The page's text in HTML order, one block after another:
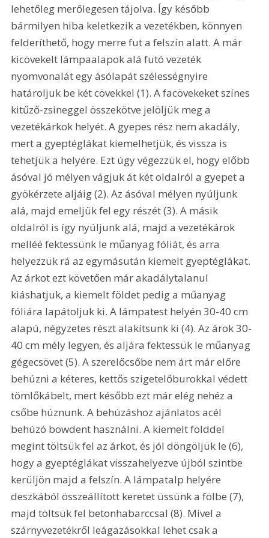
lehetőleg merőlegesen tájolva. Így később
bármilyen hiba keletkezik a vezetékben, könnyen
felderíthető, hogy merre fut a felszín alatt. A már
kicövekelt lámpaalapok alá futó vezeték
nyomvonalát egy ásólapát szélességnyire
határoljuk be két cövekkel (1). A facövekeket színes
kitűző-zsineggel összekötve jelöljük meg a
vezetékárkok helyét. A gyepes rész nem akadály,
mert a gyeptéglákat kiemelhetjük, és vissza is
tehetjük a helyére. Ezt úgy végezzük el, hogy előbb
ásóval jó mélyen vágjuk át két oldalról a gyepet a
gyökérzete aljáig (2). Az ásóval mélyen nyúljunk
alá, majd emeljük fel egy részét (3). A másik
oldalról is így nyúljunk alá, majd a vezetékárok
melléé fektessünk le műanyag fóliát, és arra
helyezzük rá az egymásután kiemelt gyeptéglákat.
Az árkot ezt követően már akadálytalanul
kiáshatjuk, a kiemelt földet pedig a műanyag
fóliára lapátoljuk ki. A lámpatest helyén 30-40 cm
alapú, négyzetes részt alakítsunk ki (4). Az árok 30-
40 cm mély legyen, és aljára fektessük le műanyag
gégecsövet (5). A szerelőcsőbe nem árt már előre
behúzni a kéteres, kettős szigetelőburokkal védett
tömlőkábelt, mert később ezt már elég nehéz a
csőbe húznunk. A behúzáshoz ajánlatos acél
behúzó bowdent használni. A kiemelt földdel
megint töltsük fel az árkot, és jól döngöljük le (6),
hogy a gyeptéglákat visszahelyezve újból szintbe
kerüljön majd a felszín. A lámpatalp helyére
deszkából összeállított keretet üssünk a fölbe (7),
majd töltsük fel betonhabarccsal (8). Mivel a
szárnyvezetékről leágazásokkal lehet csak a